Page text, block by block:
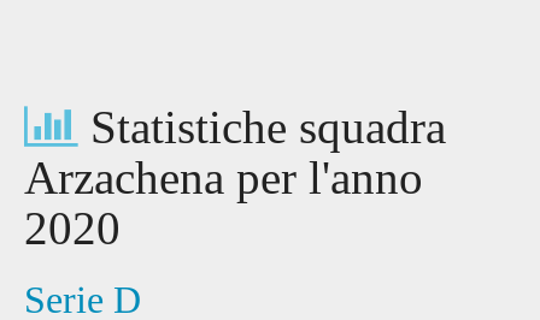
Statistiche squadra
Arzachena per l'anno
2020
Serie D